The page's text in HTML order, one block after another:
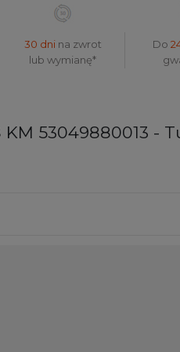
30 dnina zwrot
lub wymianę*
Do
KM 53049880013